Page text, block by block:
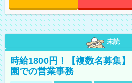
未読
時給1800円！【複数名募集
園での営業事務